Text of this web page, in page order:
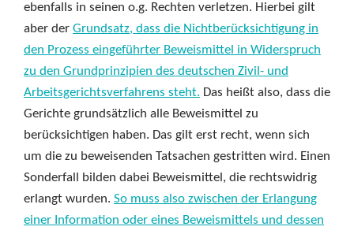
ebenfalls in seinen o.g. Rechten verletzen. Hierbei gilt
aber der Grundsatz, dass die Nichtberücksichtigung in
den Prozess eingeführter Beweismittel in Widerspruch
zu den Grundprinzipien des deutschen Zivil- und
Arbeitsgerichtsverfahrens steht. Das heißt also, dass die
Gerichte grundsätzlich alle Beweismittel zu
berücksichtigen haben. Das gilt erst recht, wenn sich
um die zu beweisenden Tatsachen gestritten wird. Einen
Sonderfall bilden dabei Beweismittel, die rechtswidrig
erlangt wurden. So muss also zwischen der Erlangung
einer Information oder eines Beweismittels und dessen